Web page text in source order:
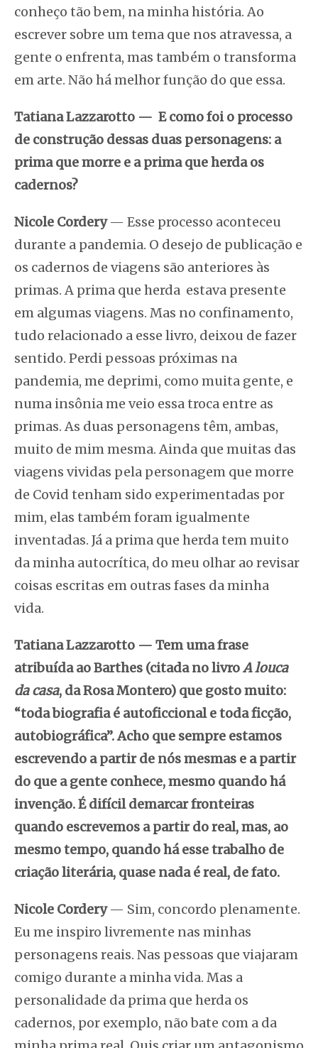
conheço tão bem, na minha história. Ao
escrever sobre um tema que nos atravessa, a
gente o enfrenta, mas também o transforma
em arte. Não há melhor função do que essa.
Tatiana Lazzarotto — E como foi o processo
de construção dessas duas personagens: a
prima que morre e a prima que herda os
cadernos?
Nicole Cordery— Esse processo aconteceu
durante a pandemia. O desejo de publicação e
os cadernos de viagens são anteriores às
primas. A prima que herda estava presente
em algumas viagens. Mas no confinamento,
tudo relacionado a esse livro, deixou de fazer
sentido. Perdi pessoas próximas na
pandemia, me deprimi, como muita gente, e
numa insônia me veio essa troca entre as
primas. As duas personagens têm, ambas,
muito de mim mesma. Ainda que muitas das
viagens vividas pela personagem que morre
de Covid tenham sido experimentadas por
mim, elas também foram igualmente
inventadas. Já a prima que herda tem muito
da minha autocrítica, do meu olhar ao revisar
coisas escritas em outras fases da minha
vida.
Tatiana Lazzarotto — Tem uma frase
atribuída ao Barthes (citada no livroA louca
da casa, da Rosa Montero) que gosto muito:
“toda biografia é autoficcional e toda ficção,
autobiográfica”. Acho que sempre estamos
escrevendo a partir de nós mesmas e a partir
do que a gente conhece, mesmo quando há
invenção. É difícil demarcar fronteiras
quando escrevemos a partir do real, mas, ao
mesmo tempo, quando há esse trabalho de
criação literária, quase nada é real, de fato.
Nicole Cordery— Sim, concordo plenamente.
Eu me inspiro livremente nas minhas
personagens reais. Nas pessoas que viajaram
comigo durante a minha vida. Mas a
personalidade da prima que herda os
cadernos, por exemplo, não bate com a da